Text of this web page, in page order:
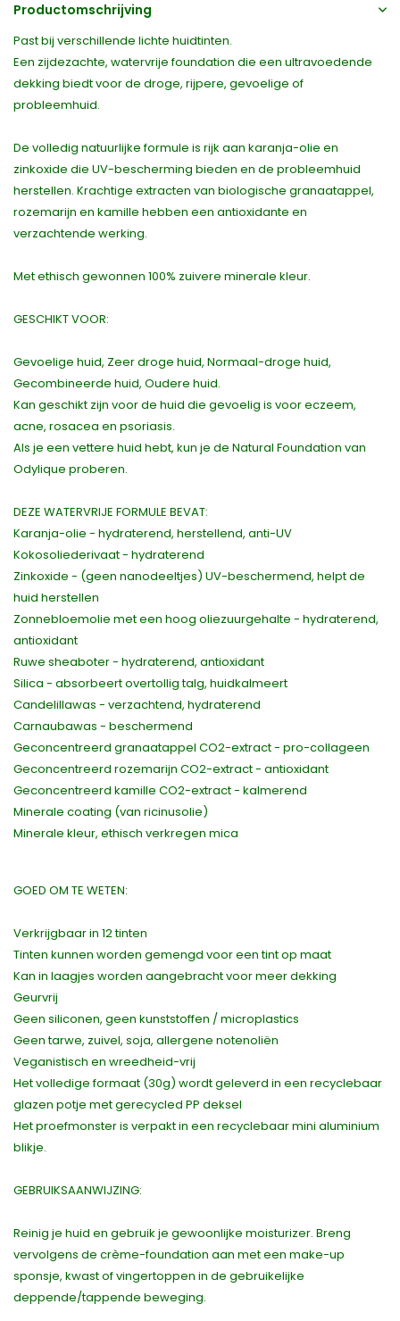
Productomschrijving
Past bij verschillende lichte huidtinten.
Een zijdezachte, watervrije foundation die een ultravoedende
dekking biedt voor de droge, rijpere, gevoelige of
probleemhuid.
De volledig natuurlijke formule is rijk aan karanja-olie en
zinkoxide die UV-bescherming bieden en de probleemhuid
herstellen. Krachtige extracten van biologische granaatappel,
rozemarijn en kamille hebben een antioxidante en
verzachtende werking.
Met ethisch gewonnen 100% zuivere minerale kleur.
GESCHIKT VOOR:
Gevoelige huid, Zeer droge huid, Normaal-droge huid,
Gecombineerde huid, Oudere huid.
Kan geschikt zijn voor de huid die gevoelig is voor eczeem,
acne, rosacea en psoriasis.
Als je een vettere huid hebt, kun je de Natural Foundation van
Odylique proberen.
DEZE WATERVRIJE FORMULE BEVAT:
Karanja-olie - hydraterend, herstellend, anti-UV
Kokosoliederivaat - hydraterend
Zinkoxide - (geen nanodeeltjes) UV-beschermend, helpt de
huid herstellen
Zonnebloemolie met een hoog oliezuurgehalte - hydraterend,
antioxidant
Ruwe sheaboter - hydraterend, antioxidant
Silica - absorbeert overtollig talg, huidkalmeert
Candelillawas - verzachtend, hydraterend
Carnaubawas - beschermend
Geconcentreerd granaatappel CO2-extract - pro-collageen
Geconcentreerd rozemarijn CO2-extract - antioxidant
Geconcentreerd kamille CO2-extract - kalmerend
Minerale coating (van ricinusolie)
Minerale kleur, ethisch verkregen mica
GOED OM TE WETEN:
Verkrijgbaar in 12 tinten
Tinten kunnen worden gemengd voor een tint op maat
Kan in laagjes worden aangebracht voor meer dekking
Geurvrij
Geen siliconen, geen kunststoffen / microplastics
Geen tarwe, zuivel, soja, allergene notenoliën
Veganistisch en wreedheid-vrij
Het volledige formaat (30g) wordt geleverd in een recyclebaar
glazen potje met gerecycled PP deksel
Het proefmonster is verpakt in een recyclebaar mini aluminium
blikje.
GEBRUIKSAANWIJZING:
Reinig je huid en gebruik je gewoonlijke moisturizer. Breng
vervolgens de crème-foundation aan met een make-up
sponsje, kwast of vingertoppen in de gebruikelijke
deppende/tappende beweging.